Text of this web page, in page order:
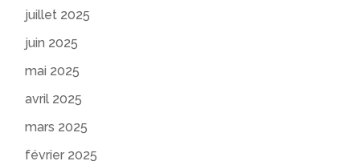
juillet 2025
juin 2025
mai 2025
avril 2025
mars 2025
février 2025